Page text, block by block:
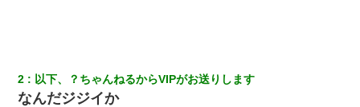
2 以下、？ちゃんねるからVIPがお送りします
なんだジジイか